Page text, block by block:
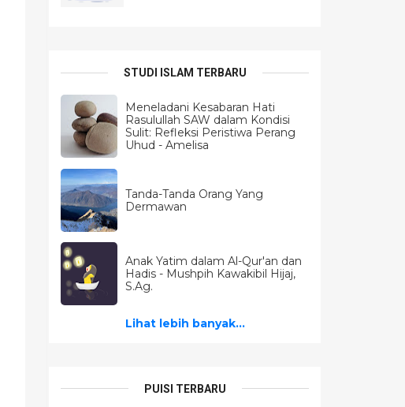
STUDI ISLAM TERBARU
Meneladani Kesabaran Hati
Rasulullah SAW dalam Kondisi
Sulit: Refleksi Peristiwa Perang
Uhud - Amelisa
Tanda-Tanda Orang Yang
Dermawan
Anak Yatim dalam Al-Qur'an dan
Hadis - Mushpih Kawakibil Hijaj,
S.Ag.
Lihat lebih banyak...
PUISI TERBARU